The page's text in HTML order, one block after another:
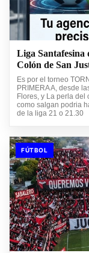
Liga Santafesina
Colón de San
Es por el torneo
PRIMERA A, desde
Flores, y La perla
como salgan podria
de la liga 21 o 21.30
FÚTBOL